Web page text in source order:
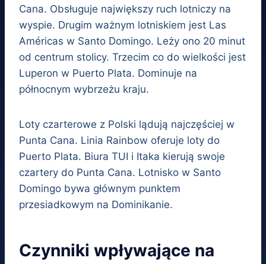
Cana. Obsługuje największy ruch lotniczy na
wyspie. Drugim ważnym lotniskiem jest Las
Américas w Santo Domingo. Leży ono 20 minut
od centrum stolicy. Trzecim co do wielkości jest
Luperon w Puerto Plata. Dominuje na
północnym wybrzeżu kraju.
Loty czarterowe z Polski lądują najczęściej w
Punta Cana. Linia Rainbow oferuje loty do
Puerto Plata. Biura TUI i Itaka kierują swoje
czartery do Punta Cana. Lotnisko w Santo
Domingo bywa głównym punktem
przesiadkowym na Dominikanie.
Czynniki wpływające na